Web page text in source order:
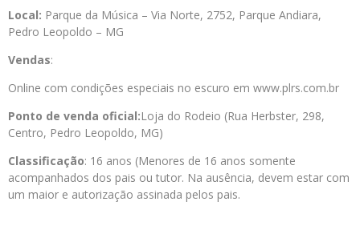
Local: Parque da Música – Via Norte, 2752, Parque Andiara,
Pedro Leopoldo – MG
Vendas:
Online com condições especiais no escuro em www.plrs.com.br
Ponto de venda oficial:Loja do Rodeio (Rua Herbster, 298,
Centro, Pedro Leopoldo, MG)
Classificação: 16 anos (Menores de 16 anos somente
acompanhados dos pais ou tutor. Na ausência, devem estar com
um maior e autorização assinada pelos pais.